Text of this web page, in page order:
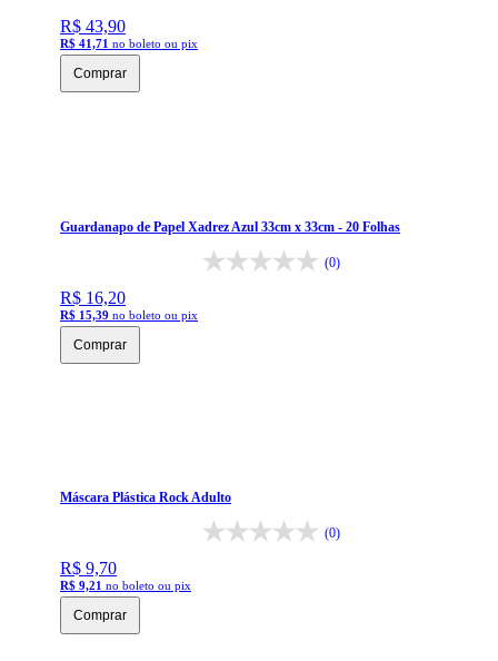
R$ 43,90
R$ 41,71 no boleto ou pix
Comprar
Guardanapo de Papel Xadrez Azul 33cm x 33cm - 20 Folhas
(0)
R$ 16,20
R$ 15,39 no boleto ou pix
Comprar
Máscara Plástica Rock Adulto
(0)
R$ 9,70
R$ 9,21 no boleto ou pix
Comprar